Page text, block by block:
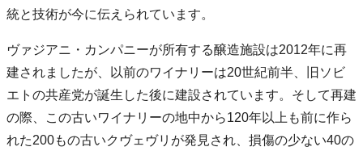
統と技術が今に伝えられています。
ヴァジアニ・カンパニーが所有する醸造施設は2012年に再
建されましたが、以前のワイナリーは20世紀前半、旧ソビ
エトの共産党が誕生した後に建設されています。そして再建
の際、この古いワイナリーの地中から120年以上も前に作ら
れた200もの古いクヴェヴリが発見され、損傷の少ない40の